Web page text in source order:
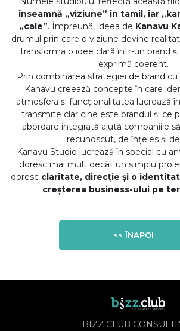
înseamnă „viziune” în tamil, iar
„cale”. Împreună, ideea de Kanavu
drumul prin care o viziune devine
transforma o idee clară într-un brand
exprimă coerent.
Prin combinarea strategiei de brand
Kanavu creează concepte în care
atmosfera și funcționalitatea lucrează
transmite clar cine este brandul și ce
abordare integrată ajută companiile
recunoscut, de înțeles și de
Kanavu Studio lucrează în special cu
doresc mai mult decât un simplu
doresc claritate, direcție și o
creșterea business-ului pe
<< ÎNAPOI
BIZZ CLUB